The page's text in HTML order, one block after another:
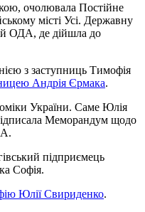
очолювала Постійне
місті Усі. Державну
ОДА, де дійшла до
з заступниць Тимофія
Андрія Єрмака.
України. Саме Юлія
Меморандум щодо
підприємець
Софія.
Юлії Свириденко.